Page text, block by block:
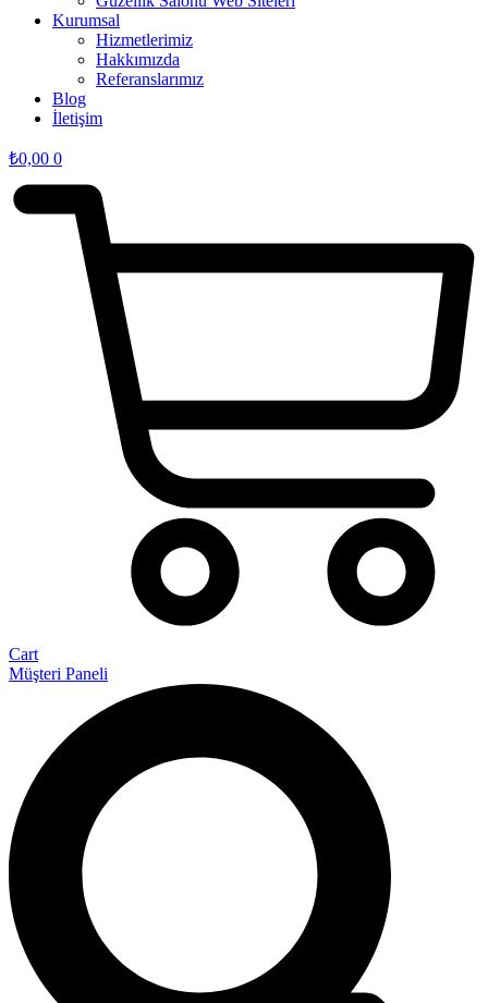
Kurumsal
Hizmetlerimiz
Hakkımızda
Referanslarımız
Blog
İletişim
₺0,00 0
Cart
Müşteri Paneli